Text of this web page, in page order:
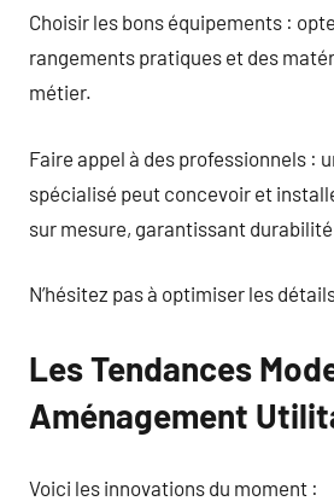
Choisir les bons équipements :
rangements pratiques et des
métier.
Faire appel à des professionnels :
spécialisé peut concevoir et
sur mesure, garantissant
N’hésitez pas à optimiser les
Les Tendances
Aménagement
Voici les innovations du moment :